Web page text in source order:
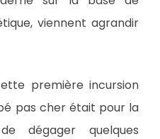
viennent agrandir
première incursion
pas cher était pour la
dégager quelques